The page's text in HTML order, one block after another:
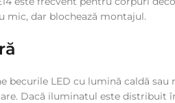
mic, dar blochează montajul.
LED cu lumină caldă
Dacă iluminatul este